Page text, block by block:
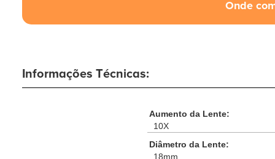
Onde
Informações Técnicas:
Aumento da Lente:
10X
Diâmetro da Lente:
18mm